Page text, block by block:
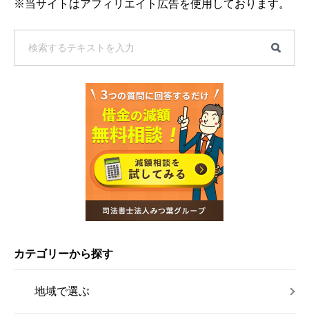
※当サイトはアフィリエイト広告を使用しております。
カテゴリーから探す
地域で選ぶ